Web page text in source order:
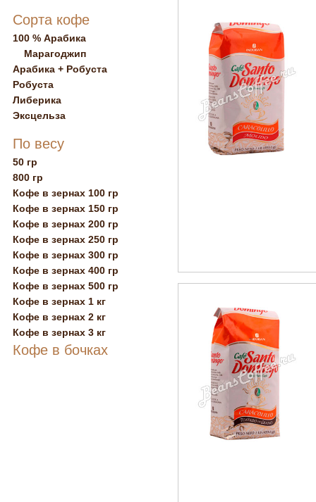
Сорта кофе
100 % Арабика
Марагоджип
Арабика + Робуста
Робуста
Либерика
Эксцельза
По весу
50 гр
800 гр
Кофе в зернах 100 гр
Кофе в зернах 150 гр
Кофе в зернах 200 гр
Кофе в зернах 250 гр
Кофе в зернах 300 гр
Кофе в зернах 400 гр
Кофе в зернах 500 гр
Кофе в зернах 1 кг
Кофе в зернах 2 кг
Кофе в зернах 3 кг
Кофе в бочках